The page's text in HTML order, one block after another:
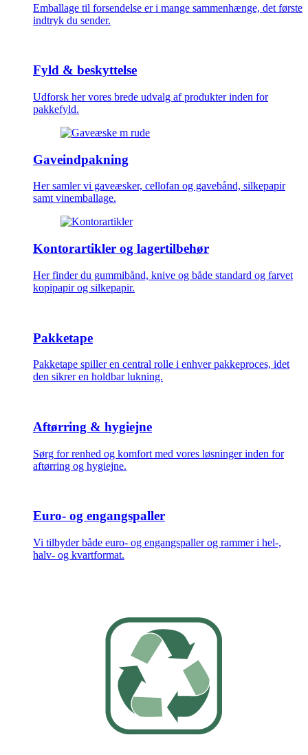
Emballage til forsendelse er i mange sammenhænge, det første
indtryk du sender.
Fyld & beskyttelse
Udforsk her vores brede udvalg af produkter inden for
pakkefyld.
Gaveindpakning
Her samler vi gaveæsker, cellofan og gavebånd, silkepapir
samt vinemballage.
Kontorartikler og lagertilbehør
Her finder du gummibånd, knive og både standard og farvet
kopipapir og silkepapir.
Pakketape
Pakketape spiller en central rolle i enhver pakkeproces, idet
den sikrer en holdbar lukning.
Aftørring & hygiejne
Sørg for renhed og komfort med vores løsninger inden for
aftørring og hygiejne.
Euro- og engangspaller
Vi tilbyder både euro- og engangspaller og rammer i hel-,
halv- og kvartformat.